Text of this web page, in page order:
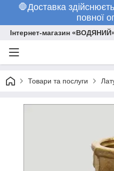
🛑Доставка
повної
Інтернет-магазин
Товари та послуги